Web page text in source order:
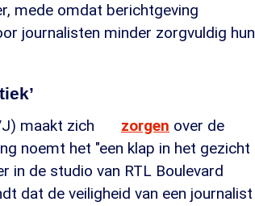
mede omdat berichtgeving
journalisten minder zorgvuldig hun
maakt zich
zorgen over de
noemt het "een klap in het gezicht
in de studio van RTL Boulevard
dat de veiligheid van een journalist